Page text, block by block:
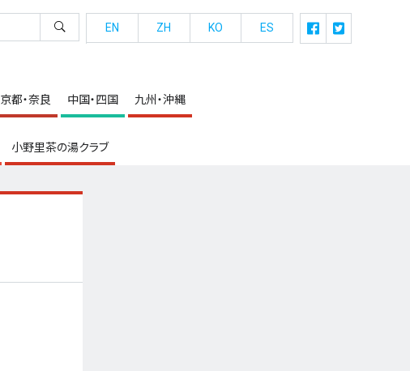
京都・奈良 中国・四国 九州・沖縄
小野里茶の湯クラブ
EN ZH KO ES